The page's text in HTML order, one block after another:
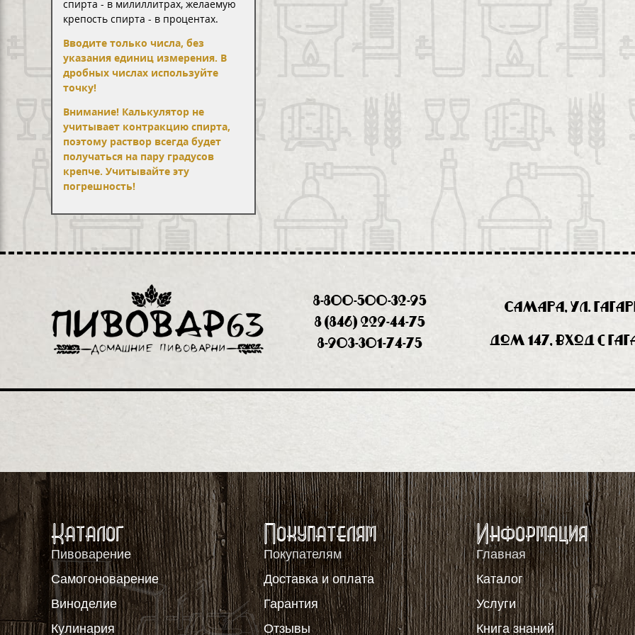
спирта - в милиллитрах, желаемую
крепость спирта - в процентах.
Вводите только числа, без
указания единиц измерения. В
дробных числах используйте
точку!
Внимание! Калькулятор не
учитывает контракцию спирта,
поэтому раствор всегда будет
получаться на пару градусов
крепче. Учитывайте эту
погрешность!
8-800-500-32-95
8 (846) 229-44-75
8-903-301-74-75
Самара, ул.
дом 147, вход с
Каталог
Пивоварение
Самогоноварение
Виноделие
Кулинария
Покупателям
Покупателям
Доставка и оплата
Гарантия
Отзывы
Информация
Главная
Каталог
Услуги
Книга знаний